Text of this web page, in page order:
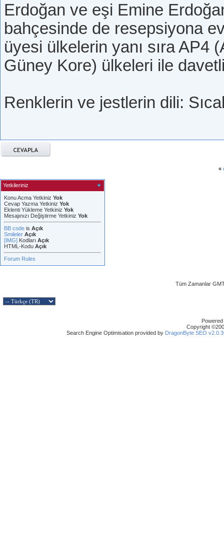
Erdoğan ve eşi Emine
bahçesinde de resepsiyona
üyesi ülkelerin yanı sıra AP4
Güney Kore) ülkeleri ile
Renklerin ve jestlerin dili:
«
Yetkileriniz
Konu Acma Yetkiniz Yok
Cevap Yazma Yetkiniz Yok
Eklenti Yükleme Yetkiniz Yok
Mesajınızı Değiştirme Yetkiniz Yok
BB code is Açık
Smileler Açık
[IMG] Kodları Açık
HTML-Kodu Açık
Forum Rules
Tüm Zamanlar
Copyright
Search Engine Optimisation provided by DragonByte SEO